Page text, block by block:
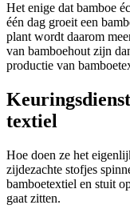
Het enige dat bamboe
één dag groeit een
plant wordt daarom
van bamboehout zijn
productie van
textiel
Hoe doen ze het
zijdezachte stofjes
bamboetextiel en stuit
gaat zitten.